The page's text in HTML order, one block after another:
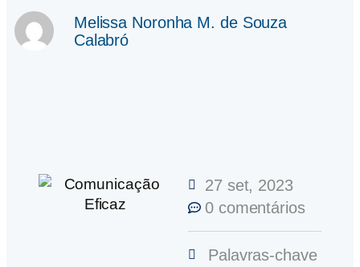
Melissa Noronha M. de Souza
Calabró
27 set, 2023
0 comentários
Palavras-chave